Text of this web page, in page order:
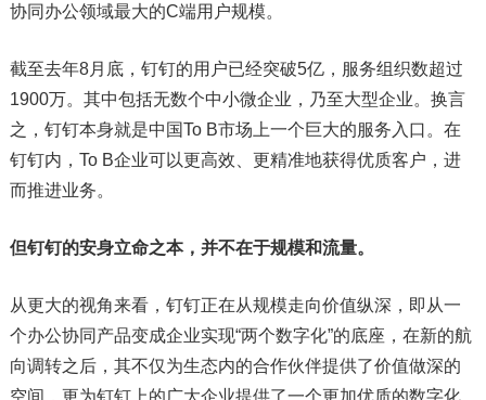
协同办公领域最大的C端用户规模。
截至去年8月底，钉钉的用户已经突破5亿，服务组织数超过
1900万。其中包括无数个中小微企业，乃至大型企业。换言
之，钉钉本身就是中国To B市场上一个巨大的服务入口。在
钉钉内，To B企业可以更高效、更精准地获得优质客户，进
而推进业务。
但钉钉的安身立命之本，并不在于规模和流量。
从更大的视角来看，钉钉正在从规模走向价值纵深，即从一
个办公协同产品变成企业实现“两个数字化”的底座，在新的航
向调转之后，其不仅为生态内的合作伙伴提供了价值做深的
空间，更为钉钉上的广大企业提供了一个更加优质的数字化